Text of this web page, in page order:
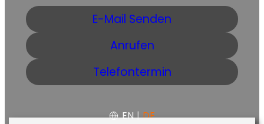
E-Mail Senden
Anrufen
Telefontermin
EN | DE